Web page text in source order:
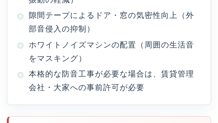
隙間テープによるドア・窓の気密性向上（外
部音侵入の抑制）
ホワイトノイズマシンの配置（周囲の生活音
をマスキング）
本格的な防音工事が必要な場合は、賃貸管理
会社・大家への事前許可が必要